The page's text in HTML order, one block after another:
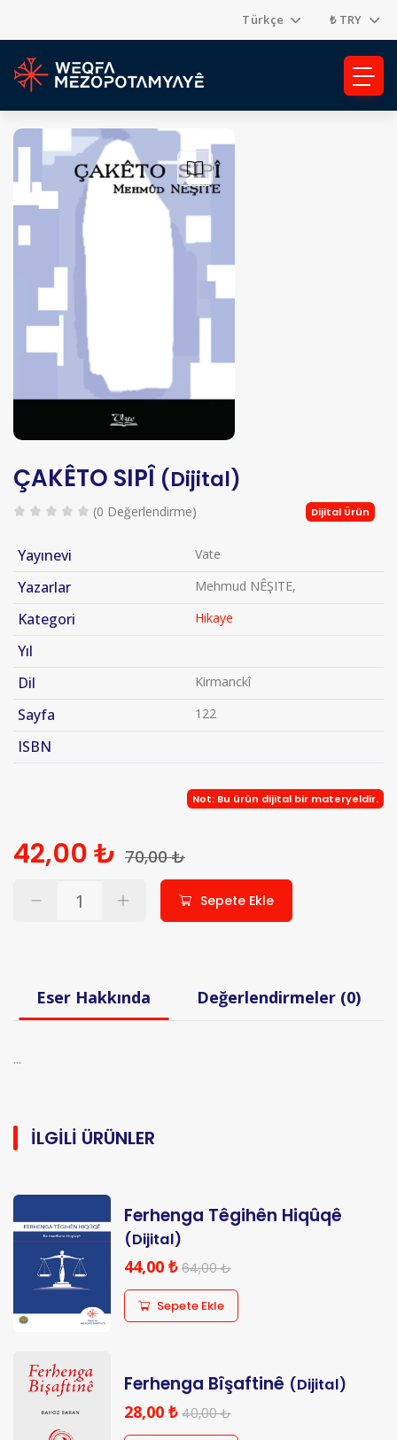
Türkçe ₺ TRY
ÇAKÊTO SIPÎ (Dijital)
(0 Değerlendirme) Dijital Ürün
Yayınevi Vate
Yazarlar Mehmud NÊŞITE,
Kategori Hikaye
Yıl
Dil
Kirmanckî
Sayfa 122
ISBN
Not: Bu ürün dijital bir materyeldir.
42,00 ₺ 70,00 ₺
Sepete Ekle
Eser Hakkında Değerlendirmeler (0)
...
İLGILI ÜRÜNLER
Ferhenga Têgihên Hiqûqê
(Dijital)
44,00 ₺ 64,00 ₺
Sepete Ekle
Ferhenga Bîşaftinê (Dijital)
28,00 ₺ 40,00 ₺